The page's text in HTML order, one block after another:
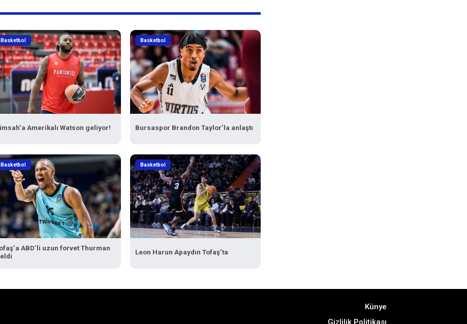
Basketbol
Amerikalı Watson geliyor!
Basketbol
Bursaspor Brandon Taylor’la anlaştı
Basketbol
ABD’li uzun forvet Thurman
Basketbol
Leon Harun Apaydın Tofaş’ta
Künye
Gizlilik Politikası